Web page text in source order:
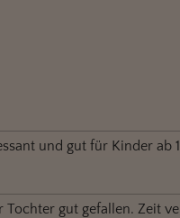
und gut für Kinder ab
gut gefallen. Zeit